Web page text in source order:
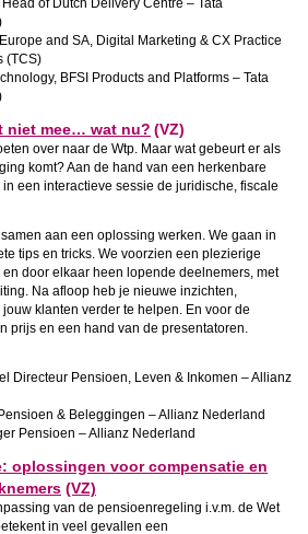
of Dutch Delivery Centre – Tata
and SA, Digital Marketing & CX Practice
(TCS)
BFSI Products and Platforms – Tata
niet mee… wat nu? (VZ)
over naar de Wtp. Maar wat gebeurt er als
komt? Aan de hand van een herkenbare
een interactieve sessie de juridische, fiscale
aan een oplossing werken. We gaan in
tips en tricks. We voorzien een plezierige
door elkaar heen lopende deelnemers, met
Na afloop heb je nieuwe inzichten,
klanten verder te helpen. En voor de
prijs en een hand van de presentatoren.
Directeur Pensioen, Leven & Inkomen – Allianz
& Beleggingen – Allianz Nederland
Pensioen – Allianz Nederland
oplossingen voor compensatie en
(VZ)
van de pensioenregeling i.v.m. de Wet
in veel gevallen een